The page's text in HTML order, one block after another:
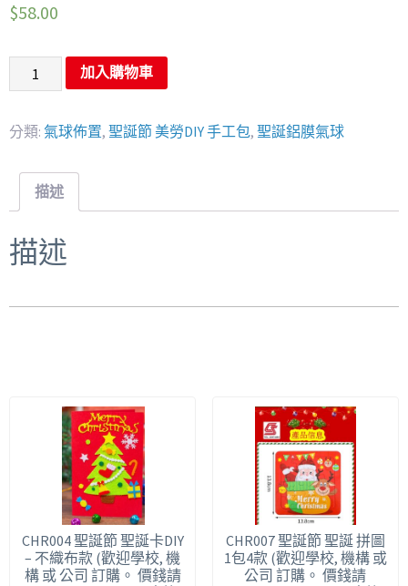
$58.00
加入購物車
分類: 氣球佈置, 聖誕節 美勞DIY 手工包, 聖誕鋁膜氣球
描述
描述
CHR004 聖誕節 聖誕卡DIY
– 不織布款 (歡迎學校, 機
構 或 公司 訂購。 價錢請
CHR007 聖誕節 聖誕 拼圖
1包4款 (歡迎學校, 機構 或
公司 訂購。 價錢請